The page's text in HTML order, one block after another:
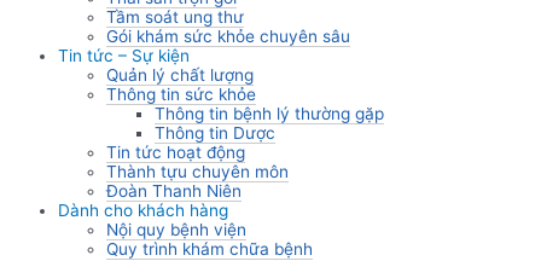
Tầm soát ung thư
Gói khám sức khỏe chuyên sâu
Tin tức – Sự kiện
Quản lý chất lượng
Thông tin sức khỏe
Thông tin bệnh lý thường gặp
Thông tin Dược
Tin tức hoạt động
Thành tựu chuyên môn
Đoàn Thanh Niên
Dành cho khách hàng
Nội quy bệnh viện
Quy trình khám chữa bệnh